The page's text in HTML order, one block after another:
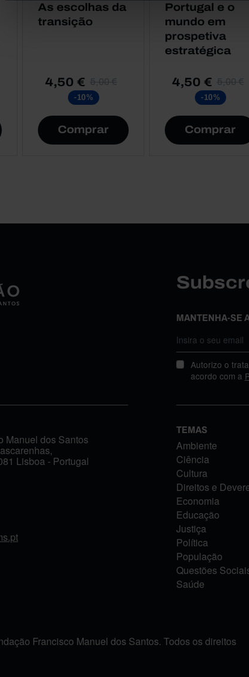
As escolhas da
transição
4,50 € 5,00 €
-10%
Comprar
Portugal e o
mundo em
prospetiva
estratégica
4,50 € 5,00 €
-10%
Comprar
MANTENHA-SE
Autorizo o
acordo com a
Manuel dos Santos
Lisboa - Portugal
TEMAS
Ambiente
Ciência
Cultura
Direitos e
Economia
Educação
Justiça
Política
População
Questões
Saúde
Francisco Manuel dos Santos. Todos os direitos